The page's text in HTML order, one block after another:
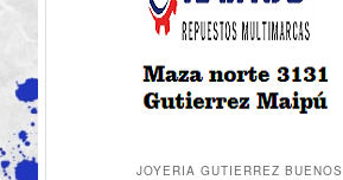
JOYERIA GUTIERREZ BUENOS